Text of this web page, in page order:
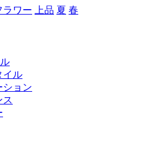
ラワー 上品 夏 春
イル
ション
ス